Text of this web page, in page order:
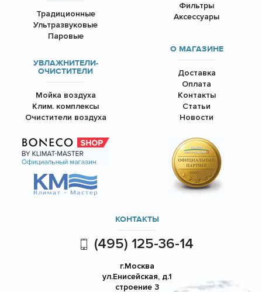
Традиционные
Ультразвуковые
Паровые
УВЛАЖНИТЕЛИ-
ОЧИСТИТЕЛИ
Мойка воздуха
Клим. комплексы
Очистители воздуха
Фильтры
Аксессуары
О МАГАЗИНЕ
Доставка
Оплата
Контакты
Статьи
Новости
КОНТАКТЫ
(495) 125-36-14
г.Москва
ул.Енисейская, д.1
строение 3